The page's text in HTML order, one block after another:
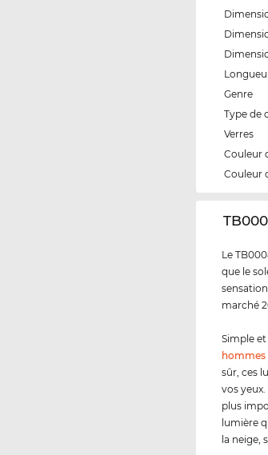
Genre
Type de
Verres
Couleur
Couleur
Le
que le
marché
Simple
hommes
sûr, ces
vos
plus
lumière
la neige,